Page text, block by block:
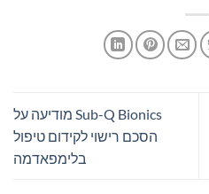
Sub-Q Bionics מודיעה על
הסכם רישוי לקידום טיפול
בלימפאדמה